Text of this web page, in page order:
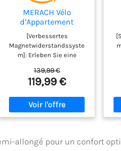
MERACH Vélo
d’Appartement
Pliable, Velo d
Appartement avec
Écran LCD, Vélo de
Fitness Magnétique à
Domicile avec
Coussin Confortable,
Gain de Place, Pour
l’Entraînement
Cardio, Capacité Max
136KG
[Verbessertes
Magnetwiderstandssyste
m]: Erleben Sie eine
Kombination aus
ultraweichem und
mit dem hometrainer
fahrrad klappbar, das
über 16 Stufen des
verfügt. Passen Sie die
139,99 €
119,99 €
allongé pour un confort